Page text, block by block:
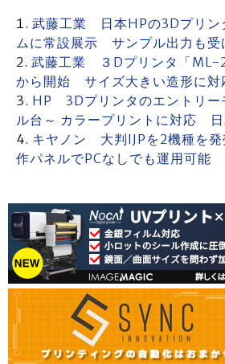
武藤工業 日本HPの3Dプリン
ムに常設展示 サンプル出力も受
武藤工業 ３Dプリンタ「ML-
から開始 サイズ大きい造形に対
HP 3Dプリンタのエントリ
ル台～ カラープリントに対応
キヤノン 大判IJPを2機種を
作パネルでPCなしでも運用可能